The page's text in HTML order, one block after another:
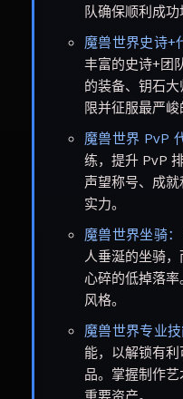
队确保顺利成功
魔兽世界史诗+
丰富的史诗+团
的装备、钥石
限并征服最严峻
魔兽世界 PvP
练，提升 PvP
声望称号、成
实力。
魔兽世界坐骑：
人垂涎的坐骑
心碎的低掉落
风格。
魔兽世界专业技
能，以解锁有
品。掌握制作
重要资产。